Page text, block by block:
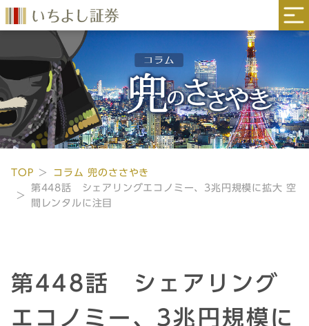
TOP
コラム 兜のささやき
第448話 シェアリングエコノミー、3兆円規模に拡大 空
間レンタルに注目
第448話 シェアリング
エコノミー、3兆円規模に